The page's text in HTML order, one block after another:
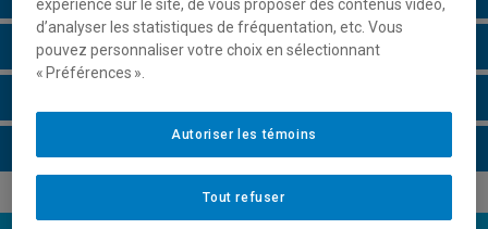
Horaire - Été 2026
expérience sur le site, de vous proposer des contenus vidéo,
d’analyser les statistiques de fréquentation, etc. Vous
pouvez personnaliser votre choix en sélectionnant
« Préférences ».
Tout refuser
Autoriser les témoins